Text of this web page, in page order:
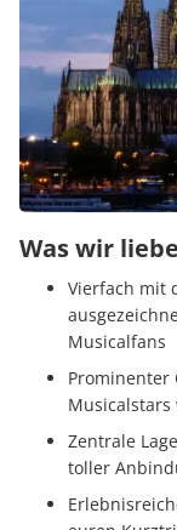
Was wir
Vierfach mit
Musicalfans
Prominenter
Zentrale
toller